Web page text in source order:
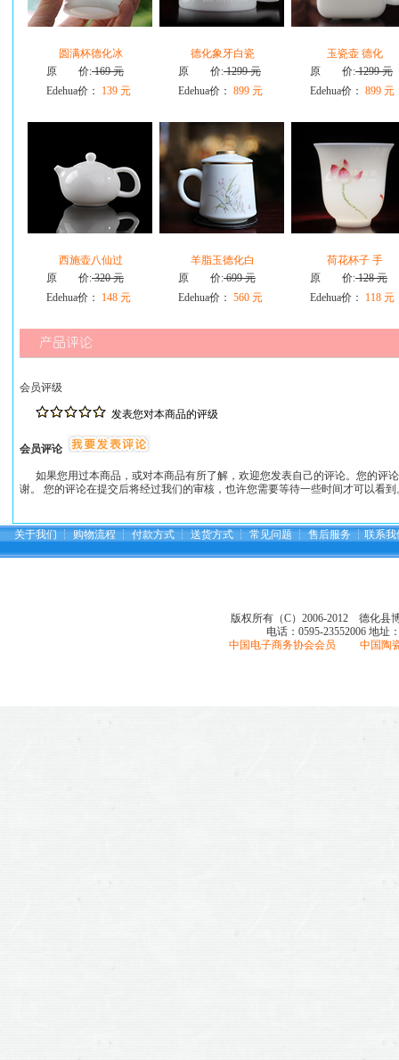
圆满杯德化冰
原 价:169 元
Edehua价：
139 元
德化象牙白瓷
原 价:1299 元
Edehua价： 899 元
玉瓷壶 德化
原 价:1299 元
Edehua价： 899 元
西施壶八仙过
原 价:320 元
Edehua价：
148 元
羊脂玉德化白
原 价:699 元
Edehua价： 560 元
荷花杯子 手
原 价:128 元
Edehua价：
118 元
会员评级
发表您对本商品的评级
会员评论
如果您用过本商品，或对本商品有所了解，欢迎您发表自己的评论。您的评
谢。 您的评论在提交后将经过我们的审核，也许您需要等待一些时间才可以看
关于我们 ┆ 购物流程 ┆ 付款方式 ┆ 送货方式 ┆ 常见问题 ┆ 售后服务 ┆ 联系我
版权所有（C）2006-2012 德化县
电话：0595-23552006 地址
中国电子商务协会会员 中国陶